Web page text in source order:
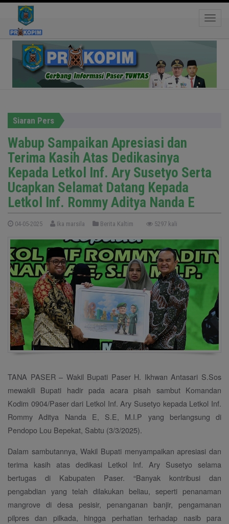
Atas Dedikasinya Kepada Letkol Inf. Ary
Susetyo Serta Ucapkan Selamat Datang Kepada
Letkol Inf. Rommy Aditya Nanda E
Siaran Pers
Wabup Sampaikan Apresiasi dan
Terima Kasih Atas Dedikasinya
Kepada Letkol Inf. Ary Susetyo Serta
Ucapkan Selamat Datang Kepada
Letkol Inf. Rommy Aditya Nanda E
04-05-2025 Ika marsila Berita Kaltim 5297 kali
TANA PASER – Wakil Bupati Paser H. Ikhwan Antasari S.Sos
mewakili Bupati hadir pada acara pisah sambut Komandan
Kodim 0904/Paser dari Letkol Inf. Ary Susetyo kepada Letkol Inf.
Rommy Aditya Nanda E, S.E, M.I.P yang berlangsung di
Pendopo Lou Bepekat, Sabtu (3/3/2025).
Dalam sambutannya, Wakil Bupati menyampaikan apresiasi dan
terima kasih atas dedikasi Letkol Inf. Ary Susetyo selama
bertugas di Kabupaten Paser. “Banyak kontribusi dan
pengabdian yang telah dilakukan beliau, seperti penanaman
mangrove di desa pesisir, penanganan banjir, pengamanan
pilpres dan pilkada, hingga perhatian terhadap nasib para